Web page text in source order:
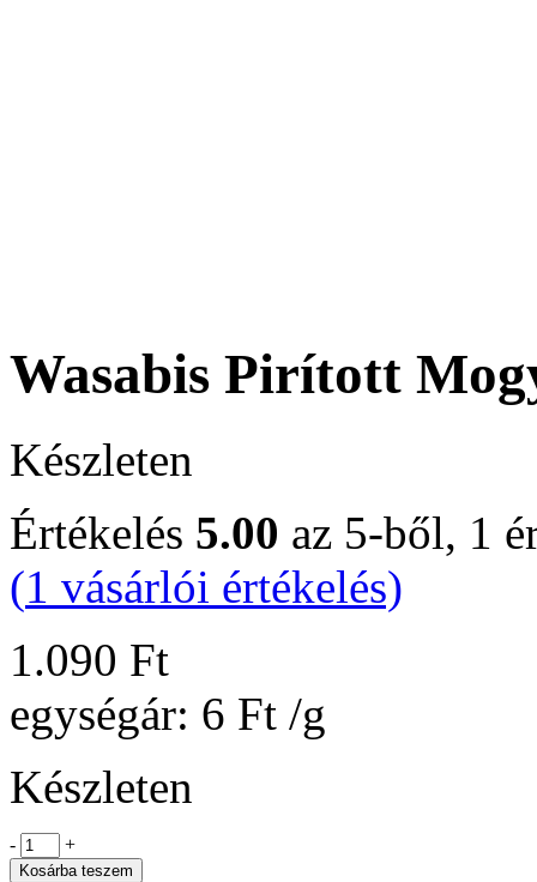
Wasabis Pirított
Készleten
Értékelés 5.00 az 5-ből, 1
(1 vásárlói értékelés)
1.090 Ft
egységár: 6 Ft /g
Készleten
- +
Kosárba teszem